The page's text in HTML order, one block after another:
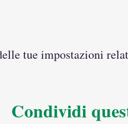
tue impostazioni
Condividi